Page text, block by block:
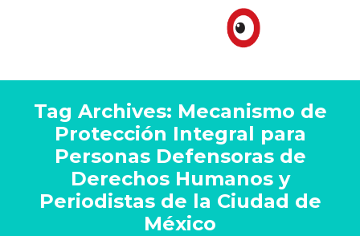
Tag Archives: Mecanismo de
Protección Integral para
Personas Defensoras de
Derechos Humanos y
Periodistas de la Ciudad de
México